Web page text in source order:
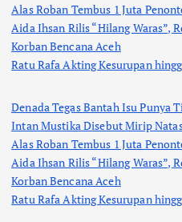
Alas Roban Tembus 1 Juta
Aida Ihsan Rilis “Hilang Waras”,
Korban Bencana Aceh
Ratu Rafa Akting Kesurupan
Denada Tegas Bantah Isu Punya
Intan Mustika Disebut Mirip
Alas Roban Tembus 1 Juta
Aida Ihsan Rilis “Hilang Waras”,
Korban Bencana Aceh
Ratu Rafa Akting Kesurupan